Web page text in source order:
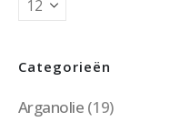
Categorieën
Arganolie (19)